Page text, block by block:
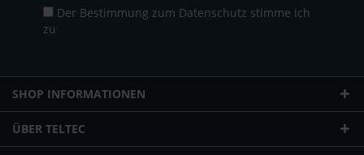
Der Bestimmung zum Datenschutz stimme ich
zu
SHOP INFORMATIONEN
ÜBER TELTEC